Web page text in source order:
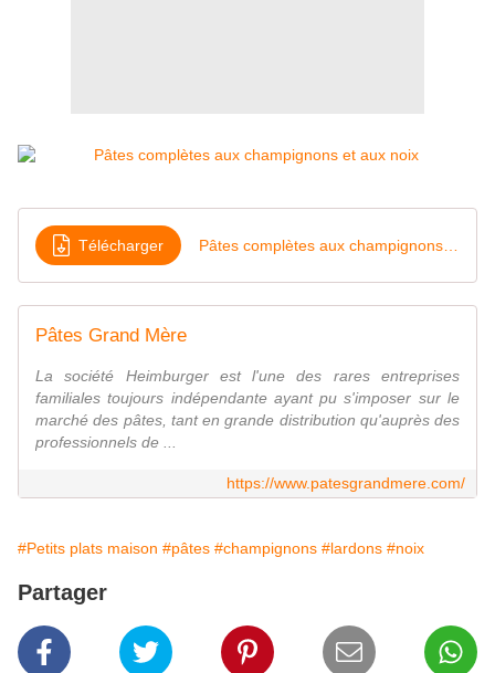
Télécharger
Pâtes Grand Mère
La société Heimburger est l'une des rares entreprises
familiales toujours indépendante ayant pu s'imposer sur le
marché des pâtes, tant en grande distribution qu'auprès des
professionnels de ...
https://www.patesgrandmere.com/
#Petits plats maison #pâtes #champignons #lardons #noix
Partager